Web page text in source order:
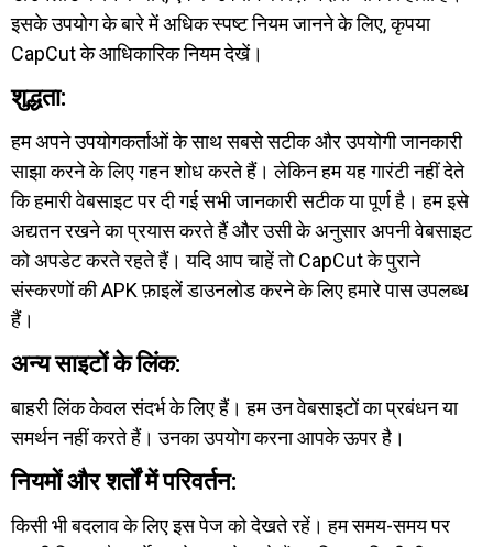
इसके उपयोग के बारे में अधिक स्पष्ट नियम जानने के लिए, कृपया
CapCut के आधिकारिक नियम देखें।
शुद्धता:
हम अपने उपयोगकर्ताओं के साथ सबसे सटीक और उपयोगी जानकारी
साझा करने के लिए गहन शोध करते हैं। लेकिन हम यह गारंटी नहीं देते
कि हमारी वेबसाइट पर दी गई सभी जानकारी सटीक या पूर्ण है। हम इसे
अद्यतन रखने का प्रयास करते हैं और उसी के अनुसार अपनी वेबसाइट
को अपडेट करते रहते हैं। यदि आप चाहें तो CapCut के पुराने
संस्करणों की APK फ़ाइलें डाउनलोड करने के लिए हमारे पास उपलब्ध
हैं।
अन्य साइटों के लिंक:
बाहरी लिंक केवल संदर्भ के लिए हैं। हम उन वेबसाइटों का प्रबंधन या
समर्थन नहीं करते हैं। उनका उपयोग करना आपके ऊपर है।
नियमों और शर्तों में परिवर्तन:
किसी भी बदलाव के लिए इस पेज को देखते रहें। हम समय-समय पर